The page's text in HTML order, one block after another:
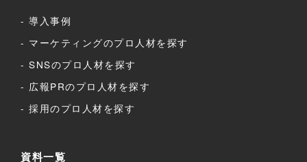
導入事例
マーケティングのプロ人材を探す
SNSのプロ人材を探す
広報PRのプロ人材を探す
採用のプロ人材を探す
資料一覧